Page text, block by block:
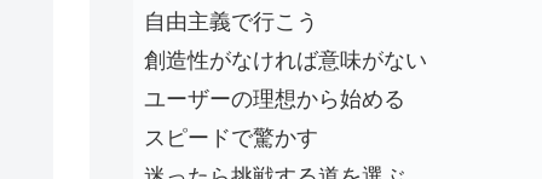
自由主義で行こう
創造性がなければ意味がない
ユーザーの理想から始める
スピードで驚かす